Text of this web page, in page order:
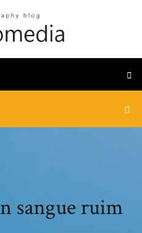
sangue ruim